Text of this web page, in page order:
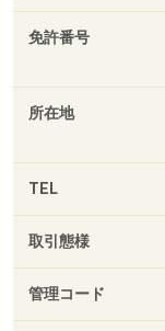
免許番号
所在地
TEL
取引態様
管理コード